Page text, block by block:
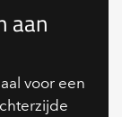
aan
voor een